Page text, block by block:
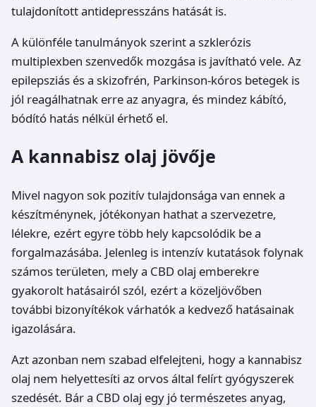
tulajdonított antidepresszáns hatását is.
A különféle tanulmányok szerint a szklerózis
multiplexben szenvedők mozgása is javítható vele. Az
epilepsziás és a skizofrén, Parkinson-kóros betegek is
jól reagálhatnak erre az anyagra, és mindez kábító,
bódító hatás nélkül érhető el.
A kannabisz olaj jövője
Mivel nagyon sok pozitív tulajdonsága van ennek a
készítménynek, jótékonyan hathat a szervezetre,
lélekre, ezért egyre több hely kapcsolódik be a
forgalmazásába. Jelenleg is intenzív kutatások folynak
számos területen, mely a CBD olaj emberekre
gyakorolt hatásairól szól, ezért a közeljövőben
további bizonyítékok várhatók a kedvező hatásainak
igazolására.
Azt azonban nem szabad elfelejteni, hogy a kannabisz
olaj nem helyettesíti az orvos által felírt gyógyszerek
szedését. Bár a CBD olaj egy jó természetes anyag,